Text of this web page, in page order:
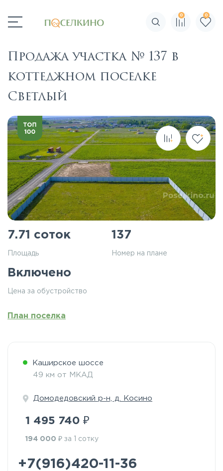
Поиск по сайту
0 0
Продажа участка № 137 в
коттеджном поселке
Светлый
7.71 соток
Площадь
137
Номер на плане
Включено
Цена за обустройство
План поселка
Каширское шоссе
49 км от МКАД
Домодедовский р-н, д. Косино
1 495 740 ₽
194 000 ₽ за 1 сотку
+7(916)420-11-36